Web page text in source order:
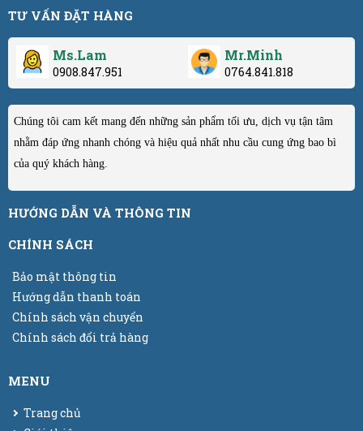
TƯ VẤN ĐẶT HÀNG
Ms.Lam
0908.847.951
Mr.Minh
0764.841.818
Chúng tôi cam kết mang đến những sản phẩm tối ưu, dịch vụ tận tâm
nhằm đáp ứng nhanh chóng và hiệu quả nhất nhu cầu cung ứng bao bì
của quý khách hàng.
HƯỚNG DẪN VÀ THÔNG TIN
CHÍNH SÁCH
Bảo mật thông tin
Hướng dẫn thanh toán
Chính sách vận chuyển
Chính sách đổi trả hàng
MENU
Trang chủ